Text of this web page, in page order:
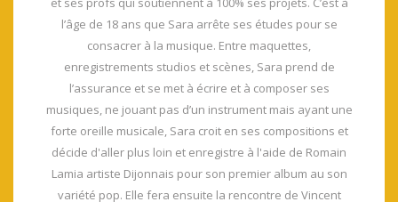
l’âge de 18 ans que Sara arrête ses études pour se
consacrer à la musique. Entre maquettes,
enregistrements studios et scènes, Sara prend de
l’assurance et se met à écrire et à composer ses
musiques, ne jouant pas d’un instrument mais ayant une
forte oreille musicale, Sara croit en ses compositions et
décide d'aller plus loin et enregistre à l'aide de Romain
Lamia artiste Dijonnais pour son premier album au son
variété pop. Elle fera ensuite la rencontre de Vincent